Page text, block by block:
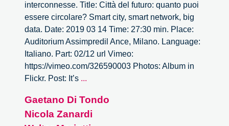
interconnesse. Title: Città del futuro: quanto puoi
essere circolare? Smart city, smart network, big
data. Date: 2019 03 14 Time: 27:30 min. Place:
Auditorium Assimpredil Ance, Milano. Language:
Italiano. Part: 02/12 url Vimeo:
https://vimeo.com/326590003 Photos: Album in
Flickr. Post: It’s ...
Forum
2019
Gaetano Di Tondo
Nicola Zanardi